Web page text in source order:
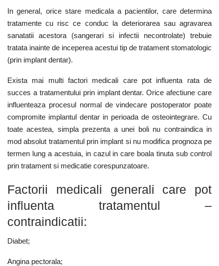
In general, orice stare medicala a pacientilor, care determina
tratamente cu risc ce conduc la deteriorarea sau agravarea
sanatatii acestora (sangerari si infectii necontrolate) trebuie
tratata inainte de inceperea acestui tip de tratament stomatologic
(prin implant dentar).
Exista mai multi factori medicali care pot influenta rata de
succes a tratamentului prin implant dentar. Orice afectiune care
influenteaza procesul normal de vindecare postoperator poate
compromite implantul dentar in perioada de osteointegrare. Cu
toate acestea, simpla prezenta a unei boli nu contraindica in
mod absolut tratamentul prin implant si nu modifica prognoza pe
termen lung a acestuia, in cazul in care boala tinuta sub control
prin tratament si medicatie corespunzatoare.
Factorii medicali generali care pot
influenta tratamentul –
contraindicatii:
Diabet;
Angina pectorala;